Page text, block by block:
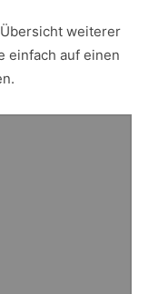
weiterer
einfach auf einen